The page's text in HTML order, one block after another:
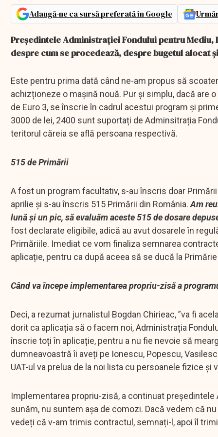
Adaugă-ne ca sursă preferată în Google
Președintele Administrației Fondului pentru
despre cum se procedează, despre bugetul alocat
Este pentru prima dată când ne-am propus să
achizționeze o mașină nouă. Pur și simplu, dacă are
de Euro 3, se înscrie în cadrul acestui program și
3000 de lei, 2400 sunt suportați de Adminsitrația
teritorul căreia se află persoana respectivă.
515 de Primării
A fost un program facultativ, s-au înscris doar
aprilie și s-au înscris 515 Primării din România.Am
lună și un pic, să evaluăm aceste 515 de dosare
fost declarate eligibile, adică au avut dosarele în
Primăriile. Imediat ce vom finaliza semnarea
aplicație, pentru ca după aceea să se ducă la
Când va începe implementarea propriu-zisă a
Deci, a rezumat jurnalistul Bogdan Chirieac, ”va fi
dorit ca aplicația să o facem noi, Administrația
înscrie toți în aplicație, pentru a nu fie nevoie să
dumneavoastră îi aveți pe Ionescu, Popescu,
UAT-ul va prelua de la noi lista cu persoanele fizice
Implementarea propriu-zisă, a continuat președintele
sunăm, nu suntem așa de comozi. Dacă vedem că
vedeți că v-am trimis contractul, semnați-l, apoi îl